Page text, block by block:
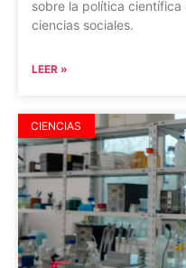
sobre la política
ciencias sociales.
LEER »
CIENCIAS